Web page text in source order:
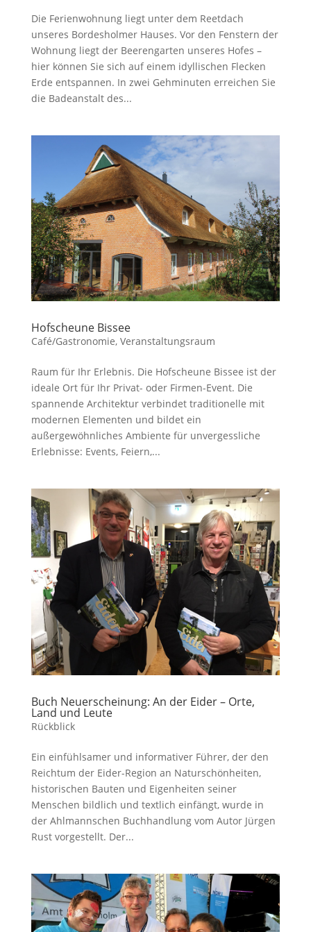
Die Ferienwohnung liegt unter dem Reetdach
unseres Bordesholmer Hauses. Vor den Fenstern der
Wohnung liegt der Beerengarten unseres Hofes –
hier können Sie sich auf einem idyllischen Flecken
Erde entspannen. In zwei Gehminuten erreichen Sie
die Badeanstalt des...
Hofscheune Bissee
Café/Gastronomie, Veranstaltungsraum
Raum für Ihr Erlebnis. Die Hofscheune Bissee ist der
ideale Ort für Ihr Privat- oder Firmen-Event. Die
spannende Architektur verbindet traditionelle mit
modernen Elementen und bildet ein
außergewöhnliches Ambiente für unvergessliche
Erlebnisse: Events, Feiern,...
Buch Neuerscheinung: An der Eider – Orte,
Land und Leute
Rückblick
Ein einfühlsamer und informativer Führer, der den
Reichtum der Eider-Region an Naturschönheiten,
historischen Bauten und Eigenheiten seiner
Menschen bildlich und textlich einfängt, wurde in
der Ahlmannschen Buchhandlung vom Autor Jürgen
Rust vorgestellt. Der...